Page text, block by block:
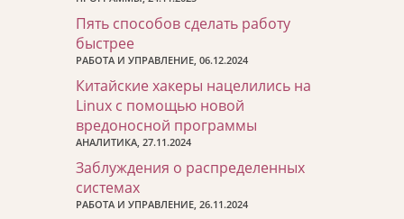
Пять способов сделать работу
быстрее
РАБОТА И УПРАВЛЕНИЕ, 06.12.2024
Китайские хакеры нацелились на
Linux с помощью новой
вредоносной программы
АНАЛИТИКА, 27.11.2024
Заблуждения о распределенных
системах
РАБОТА И УПРАВЛЕНИЕ, 26.11.2024